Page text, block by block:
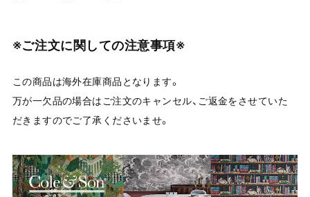
※ご注文に関しての注意事項※
この商品は海外在庫商品となります。
万が一欠品の場合はご注文のキャンセル、ご返金をさせていた
だきますのでご了承くださいませ。